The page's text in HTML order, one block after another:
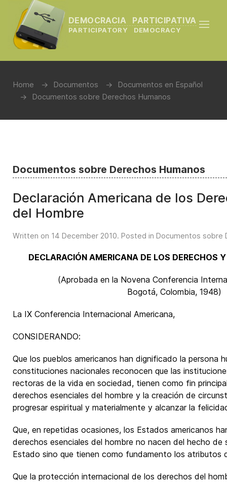
DEMOCRACIA PARTICIPATIVA
PARTICIPATORY DEMOCRACY
Home Documentos
Documentos en Español
Documentos sobre Derechos Humanos
Documentos sobre Derechos Humanos
Declaración Americana de los
del Hombre
Written on 14 December 2010. Posted in Documentos sobre
DECLARACIÓN AMERICANA DE LOS DERECHOS
(Aprobada en la Novena Conferencia
Bogotá, Colombia, 1948)
La IX Conferencia Internacional Americana,
CONSIDERANDO:
Que los pueblos americanos han dignificado la persona
constituciones nacionales reconocen que las
rectoras de la vida en sociedad, tienen como fin
derechos esenciales del hombre y la creación de
progresar espiritual y materialmente y alcanzar la
Que, en repetidas ocasiones, los Estados americanos
derechos esenciales del hombre no nacen del hecho de
Estado sino que tienen como fundamento los atributos
Que la protección internacional de los derechos del